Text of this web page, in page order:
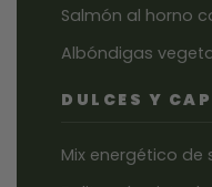
Salmón al horno
Albóndigas
DULCES Y
Mix energético de